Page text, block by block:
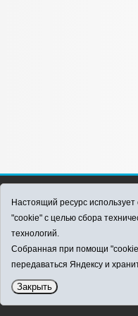
Настоящий ресурс
"cookie" с целью сбора
технологий.
Собранная при помощи
передаваться Яндексу и
Закрыть